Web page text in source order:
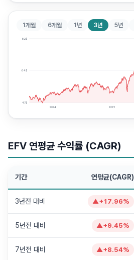
1개월 6개월 1년 3년 5년
82$
64$
47$
2024 2025
EFV 연평균 수익률 (CAGR)
기간 연평균(CAGR)
3년전 대비 ▲+ 17.96%
5년전 대비 ▲+9.45%
7년전 대비 ▲+8.54%